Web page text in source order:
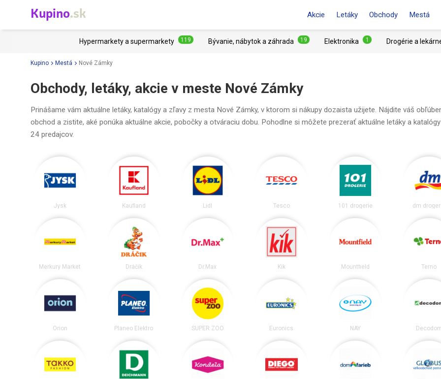
Kupino.sk Akcie Letáky Obchody Mestá
Hypermarkety a supermarkety 119 Bývanie, nábytok a záhrada 19 Elektronika 1 Drogérie a
Kupino Mestá Nové Zámky
Obchody, letáky, akcie v meste Nové Zámky
Prinášame vám aktuálne letáky, katalógy a zľavy z mesta Nové Zámky, v ktorom si nákupy dozaista užijete. Nájdite váš
obchod a zistite, aké ponúka aktuálne akcie, pobočky a otváraciu dobu. Pohodlne si môžete prezerať aktuálne letáky a
24 predajcov.
Jysk Kaufland Lidl Tesco 101 drogerie dm
Merkury Market Dráčik Dr.Max Kik Mountfield Terno
Orion Planeo Elektro SUPER ZOO Euronics NAY